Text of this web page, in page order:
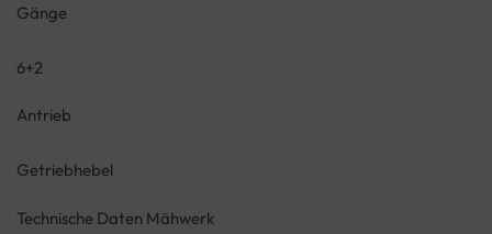
Gänge
6+2
Antrieb
Getriebhebel
Technische Daten Mähwerk